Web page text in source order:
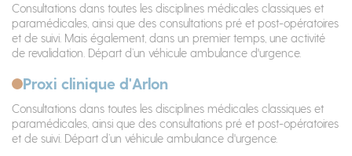
Consultations dans toutes les disciplines médicales classiques et
paramédicales, ainsi que des consultations pré et post-opératoires
et de suivi. Mais également, dans un premier temps, une activité
de revalidation. Départ d’un véhicule ambulance d'urgence.
Proxi clinique d'Arlon
Consultations dans toutes les disciplines médicales classiques et
paramédicales, ainsi que des consultations pré et post-opératoires
et de suivi. Départ d’un véhicule ambulance d'urgence.